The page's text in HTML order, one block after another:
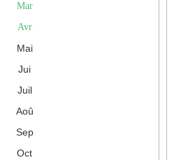
Mar
Avr
Mai
Jui
Juil
Aoû
Sep
Oct